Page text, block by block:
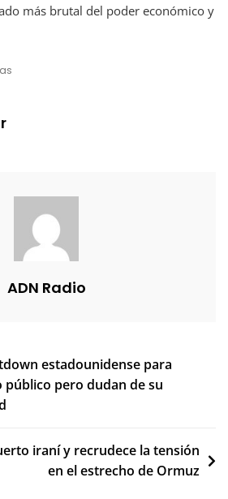
más brutal del poder económico y
ADN Radio
estadounidense para
público pero dudan de su
iraní y recrudece la tensión
en el estrecho de Ormuz